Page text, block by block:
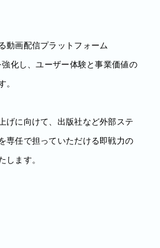
動画配信プラットフォーム
強化し、ユーザー体験と事業価値の
げに向けて、出版社など外部ステ
専任で担っていただける即戦力の
ます。